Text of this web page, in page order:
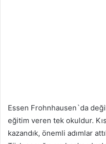
Essen Frohnhausen`da
eğitim veren tek okuldur.
kazandık, önemli adımlar